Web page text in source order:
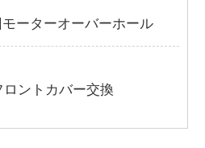
ーターオーバーホール
ントカバー交換